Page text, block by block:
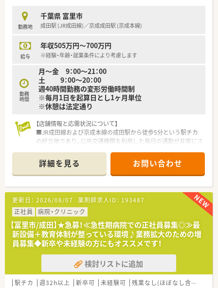
■年間休日は112日以上確保されており、月8日から10日のお休
みがあるため心身ともにリフレッシュしながら継続できます。
■産休や育休の取得実績が豊富にあるだけでなく、男性の育児休
す。
勤務地
千葉県 富里市
成田駅 (JR成田線)／京成成田駅 (京成本線)
給与
年収505万円～700万円
※経験・年齢・就業条件により考慮します
勤務
時間
月～金 9：00～21：00
土 9：00～20：00
週40時間勤務の変形労働時間制
※毎月1日を起算日とし1ヶ月単位
※休憩は法定通り
【店舗情報と応需状況について】
■JR成田線および京成本線の成田駅から徒歩5分という駅チカ
の好立地であり、公共交通機関を利用した毎日の通勤が非常にス
■日吉台病院や成田富里徳洲会病院などの大規模な医療機関か
らの処方箋を中心に、1日平均約75枚を応需しており、幅広い疾
患について学べます。
■薬剤師は常勤4名、パート3名の計7名が在籍し、事務員2名と共
に常時3～4名体制で運営しているため、一人ひとりの業務負担
が適切に保たれています。
【職場環境と雰囲気】
■30代から50代までの幅広い年齢層が活躍しており、お互いを
「さん付け」で呼び合う文化が根付いているため、非常に明るく
風通しの良い雰囲気です。
■育児休業からの復帰率が96％と極めて高く、お子様が小学6年
生を卒業するまで時短勤務が可能なため、パパ・ママ薬剤師も安
心して長く働けます。
■大手チェーンとしての盤石なヘルプ体制が整っており、急な体
詳細を見る お問い合わせ
更新日： 2026/08/07 薬剤師求人ID： 193487
正社員
病院・クリニック
【富里市/成田】★急募！≪急性期病院での正社員募集◎≫最
新設備＋教育体制が整っている環境♪業務拡大のための増
員募集◆新卒や未経験の方にもオススメです！
検討リストに追加
駅チカ 週32h以上 新卒可 未経験可 残業なし(ほぼなし含む)